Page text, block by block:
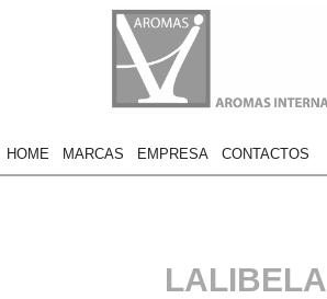
HOME MARCAS EMPRESA CONTACTOS
LALIBELA